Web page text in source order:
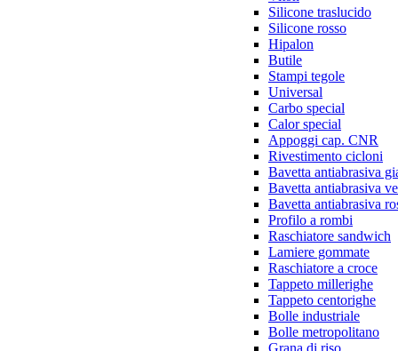
Silicone traslucido
Silicone rosso
Hipalon
Butile
Stampi tegole
Universal
Carbo special
Calor special
Appoggi cap. CNR
Rivestimento cicloni
Bavetta antiabrasiva
Bavetta antiabrasiva
Bavetta antiabrasiva
Profilo a rombi
Raschiatore sandwich
Lamiere gommate
Raschiatore a croce
Tappeto millerighe
Tappeto centorighe
Bolle industriale
Bolle metropolitano
Grana di riso